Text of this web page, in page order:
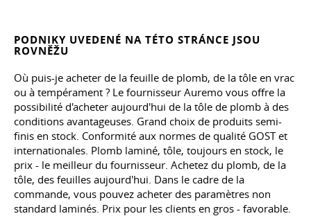
PODNIKY UVEDENÉ NA TÉTO STRÁNCE JSOU
ROVNĚŽU
Où puis-je acheter de la feuille de plomb, de la tôle en vrac
ou à tempérament ? Le fournisseur Auremo vous offre la
possibilité d'acheter aujourd'hui de la tôle de plomb à des
conditions avantageuses. Grand choix de produits semi-
finis en stock. Conformité aux normes de qualité GOST et
internationales. Plomb laminé, tôle, toujours en stock, le
prix - le meilleur du fournisseur. Achetez du plomb, de la
tôle, des feuilles aujourd'hui. Dans le cadre de la
commande, vous pouvez acheter des paramètres non
standard laminés. Prix pour les clients en gros - favorable.